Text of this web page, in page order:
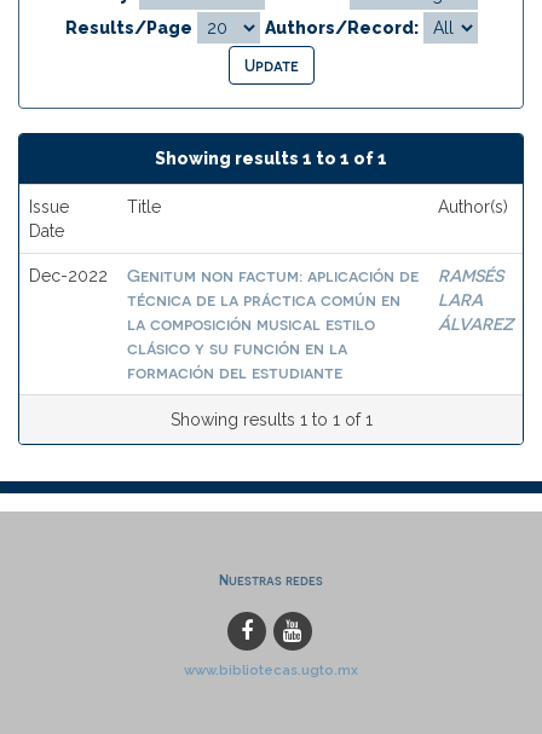
Results/Page
Authors/Record:
Showing results 1 to 1 of 1
Issue
Date
Title Author(s)
Dec-2022
Genitum non factum: aplicación de
técnica de la práctica común en
la composición musical estilo
clásico y su función en la
formación del estudiante
RAMSÉS
LARA
ÁLVAREZ
Showing results 1 to 1 of 1
Nuestras redes
www.bibliotecas.ugto.mx